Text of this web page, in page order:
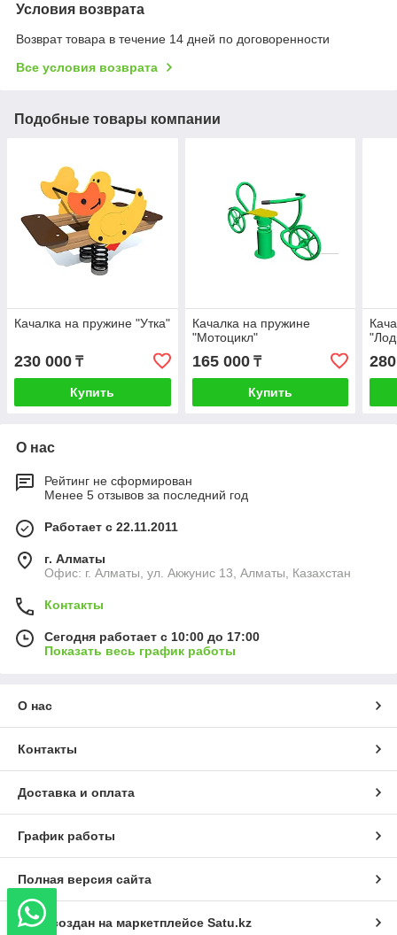
Условия возврата
Возврат товара в течение 14 дней по договоренности
Все условия возврата
Подобные товары компании
Качалка на пружине "Утка"
230 000 ₸
Купить
Качалка на пружине
"Мотоцикл"
165 000₸
Купить
О нас
Рейтинг не сформирован
Менее 5 отзывов за последний год
Работает с 22.11.2011
г. Алматы
Офис: г. Алматы, ул. Акжунис 13, Алматы, Казахстан
Контакты
Сегодня работает с 10:00 до 17:00
Показать весь график работы
О нас
Контакты
Доставка и оплата
График работы
Полная версия сайта
Сайт создан на маркетплейсе Satu.kz